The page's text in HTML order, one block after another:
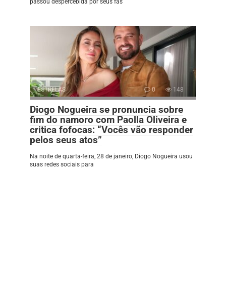
ESTRELAS 0 148
Diogo Nogueira se pronuncia sobre
fim do namoro com Paolla Oliveira e
critica fofocas: “Vocês vão responder
pelos seus atos”
Na noite de quarta-feira, 28 de janeiro, Diogo Nogueira usou
suas redes sociais para